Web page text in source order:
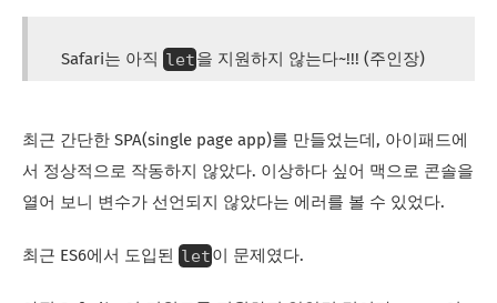
Safari는 아직 let 을 지원하지 않는다~!!! (주인장)
최근 간단한 SPA(single page app)를 만들었는데, 아이패드에
서 정상적으로 작동하지 않았다. 이상하다 싶어 맥으로 콘솔을
열어 보니 변수가 선언되지 않았다는 에러를 볼 수 있었다.
최근 ES6에서 도입된 let 이 문제였다.